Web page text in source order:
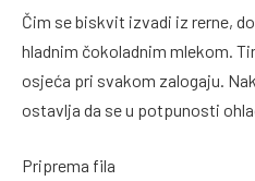
Čim se biskvit izvadi iz rerne,
hladnim čokoladnim mlekom.
osjeća pri svakom zalogaju.
ostavlja da se u potpunosti
Priprema fila